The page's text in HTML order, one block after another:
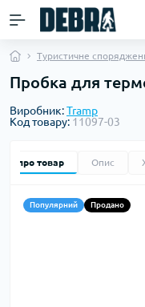
Туристичне
Пробка для
Виробник:Tramp
Код товару: 11097-03
про товар Опис
Популярний Продано